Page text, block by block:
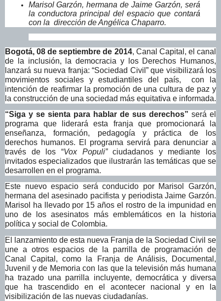
Marisol Garzón, hermana de Jaime Garzón, será
la conductora principal del espacio que contará
con la dirección de Angélica Chaparro.
Bogotá, 08 de septiembre de 2014, Canal Capital, el canal
de la inclusión, la democracia y los Derechos Humanos,
lanzará su nueva franja: “Sociedad Civil” que visibilizará los
movimientos sociales y estudiantiles del país, con la
intención de reafirmar la promoción de una cultura de paz y
la construcción de una sociedad más equitativa e informada.
“Siga y se sienta para hablar de sus derechos” será el
programa que liderará esta franja que promocionará la
enseñanza, formación, pedagogía y práctica de los
derechos humanos. El programa servirá para denunciar a
través de los “Vox Populi”ciudadanos y mediante los
invitados especializados que ilustrarán las temáticas que se
desarrollen en el programa.
Este nuevo espacio será conducido por Marisol Garzón,
hermana del asesinado pacifista y periodista Jaime Garzón.
Marisol ha llevado por 15 años el rostro de la impunidad en
uno de los asesinatos más emblemáticos en la historia
política y social de Colombia.
El lanzamiento de esta nueva Franja de la Sociedad Civil se
une a otros espacios de la parrilla de programación de
Canal Capital, como la Franja de Análisis, Documental,
Juvenil y de Memoria con las que la televisión más humana
ha trazado una parrilla incluyente, democrática y diversa
que ha trascendido en el acontecer nacional y en la
visibilización de las nuevas ciudadanías.